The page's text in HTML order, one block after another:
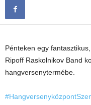
Pénteken egy
Ripoff Raskolnikov Band
hangversenytermébe.